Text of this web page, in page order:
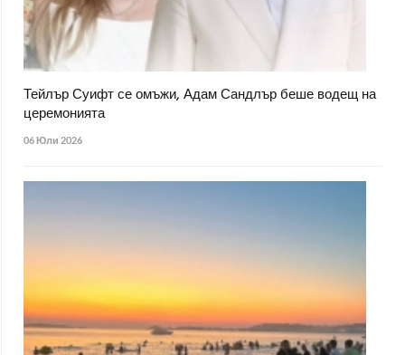
Тейлър Суифт се омъжи, Адам Сандлър беше водещ на
церемонията
06 Юли 2026